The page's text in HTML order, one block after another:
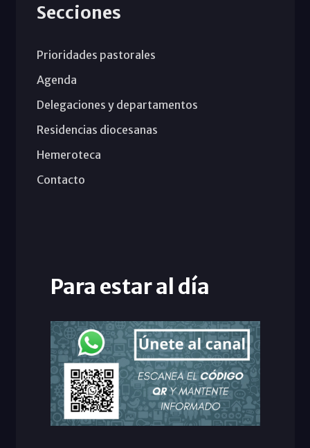
Secciones
Prioridades pastorales
Agenda
Delegaciones y departamentos
Residencias diocesanas
Hemeroteca
Contacto
Para estar al día